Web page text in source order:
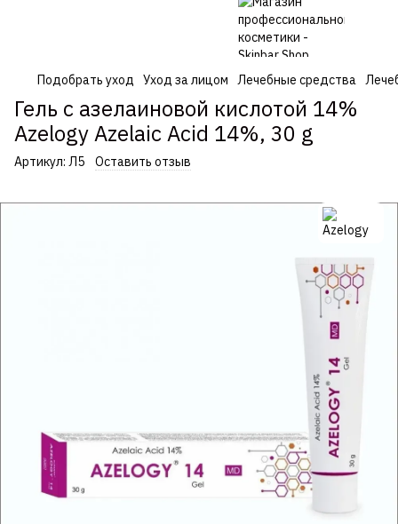
Подобрать уход Уход за лицом Лечебные средства
Гель с азелаиновой кислотой 14%
Azelogy Azelaic Acid 14%, 30 g
Артикул: Л5 Оставить отзыв